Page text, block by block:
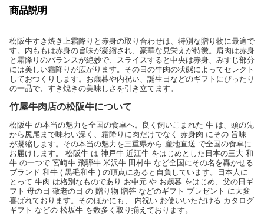
商品説明
松阪牛すき焼き上霜降りと赤身の取り合わせは、特別な贈り物に最適で
す。内ももは赤身の旨味が凝縮され、豪華な見栄えが特徴。肩肉は赤身
と霜降りのバランスが絶妙で、スライスすると中央は赤身、みすじ部分
には美しい霜降りが広がります。その日の牛肉の状態によってセレクト
しておつくりします。お歳暮や内祝い、誕生日などのギフトにぴったり
の一品で、すき焼きの美味しさを引き立てます。
竹屋牛肉店の松阪牛について
松阪牛 の本当の魅力を全国の食卓へ。良く飼いこまれた 牛 は、頭の先
から尻尾まで味わい深く、霜降りに肉だけでなく 赤身肉 にその 旨味
が凝縮します。その本当の魅力を三重県から 産地直送 で全国の食卓に
お届けします。 松阪牛 は 神戸牛 近江牛 をはじめとした日本の三大 和
牛 の一つで 宮崎牛 飛騨牛 米沢牛 田村牛 など全国にその名を轟かせる
ブランド 和牛 ( 黒毛和牛 ) の頂点にあると自負しています。日本人に
とって 牛肉 は格別なものであり お中元 や お歳暮 をはじめ、父の日ギ
フト 母の日 敬老の日 の 贈り物 贈答 などのギフト プレゼント に大変
喜ばれております。そのほかにも、 内祝い お使いいただける カタログ
ギフト などの 松坂牛 を数多く取り揃えております。